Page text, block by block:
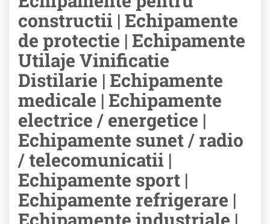
constructii | Echipamente
de protectie | Echipamente
Utilaje Vinificatie
Distilarie | Echipamente
medicale | Echipamente
electrice / energetice |
Echipamente sunet / radio
/ telecomunicatii |
Echipamente sport |
Echipamente refrigerare |